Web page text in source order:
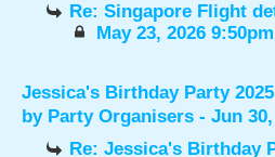
Re: Singapore Flight
May 23, 2026 9:50pm
Jessica's Birthday Party
by Party Organisers - Jun
Re: Jessica's Birthday